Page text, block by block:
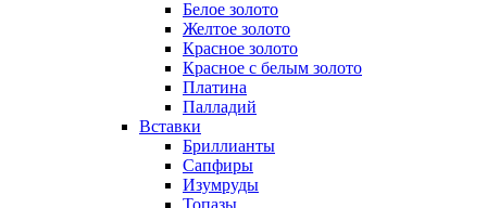
Белое золото
Желтое золото
Красное золото
Красное с белым золото
Платина
Палладий
Вставки
Бриллианты
Сапфиры
Изумруды
Топазы